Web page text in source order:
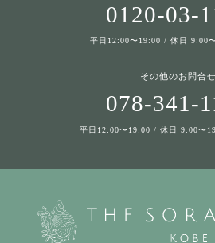
0120-03-
平日12:00〜19:00 / 休日 9:00
その他のお問合せ
078-341-
平日12:00〜19:00 / 休日 9:00〜